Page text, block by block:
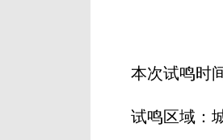
本次试鸣时间
试鸣区域：城